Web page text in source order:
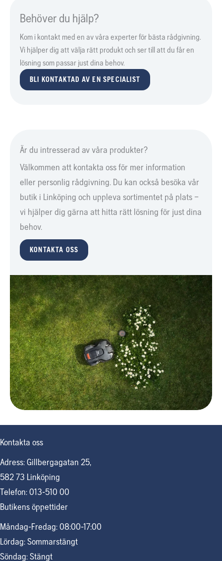
Gräsklipparen navigerar också enkelt i smala passager och klarar
sluttningar på upp till 45 % (24°) med perfekta klippresultat – även
under regniga förhållanden. Referensstation EPOS® RS5 krävs.
Behöver du hjälp?
Kom i kontakt med en av våra experter för bästa rådgivning.
Vi hjälper dig att välja rätt produkt och ser till att du får en
lösning som passar just dina behov.
BLI KONTAKTAD AV EN SPECIALIST
Är du intresserad av våra produkter?
Välkommen att kontakta oss för mer information
eller personlig rådgivning. Du kan också besöka vår
butik i Linköping och uppleva sortimentet på plats –
vi hjälper dig gärna att hitta rätt lösning för just dina
behov.
KONTAKTA OSS
Kontakta oss
Adress: Gillbergagatan 25,
582 73 Linköping
Telefon: 013-510 00
Butikens öppettider
Måndag-Fredag: 08:00-17:00
Lördag: Sommarstängt
Söndag: Stängt